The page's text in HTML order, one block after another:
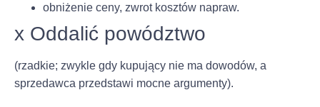
obniżenie ceny, zwrot kosztów napraw.
x Oddalić powództwo
(rzadkie; zwykle gdy kupujący nie ma dowodów, a
sprzedawca przedstawi mocne argumenty).